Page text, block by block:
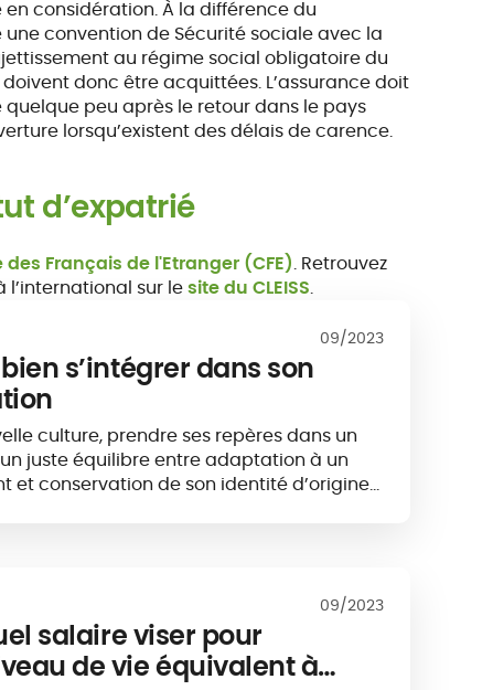
considération. À la différence du
convention de Sécurité sociale avec la
au régime social obligatoire du
donc être acquittées. L’assurance doit
peu après le retour dans le pays
lorsqu’existent des délais de carence.
d’expatrié
des Français de l'Etranger (CFE). Retrouvez
l’international sur lesite du CLEISS.
09/2023
s’intégrer dans son
culture, prendre ses repères dans un
juste équilibre entre adaptation à un
et conservation de son identité d’origine…
09/2023
salaire viser pour
de vie équivalent à